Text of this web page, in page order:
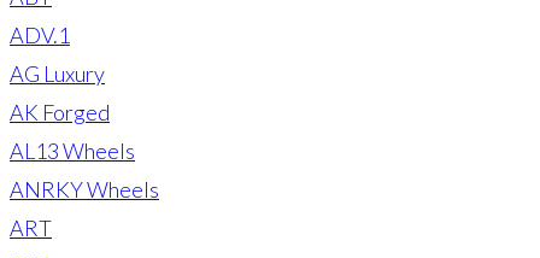
ADV.1
AG Luxury
AK Forged
AL13 Wheels
ANRKY Wheels
ART